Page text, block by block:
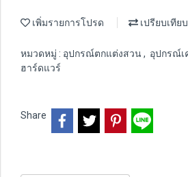
เพิ่มรายการโปรด เปรียบเทียบ
หมวดหมู่ : อุปกรณ์ตกแต่งสวน, อุปกรณ์เ
ฮาร์ดแวร์
Share